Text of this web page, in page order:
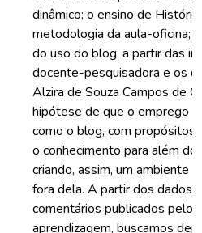
dinâmico; o ensino de
metodologia da aula-oficina;
do uso do blog, a partir das
docente-pesquisadora e os
Alzira de Souza Campos de
hipótese de que o emprego
como o blog, com propósitos
o conhecimento para além
criando, assim, um ambiente
fora dela. A partir dos dados
comentários publicados
aprendizagem, buscamos